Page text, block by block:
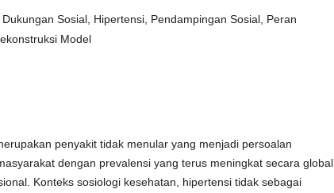
Dukungan Sosial, Hipertensi, Pendampingan Sosial, Peran
Model
penyakit tidak menular yang menjadi persoalan
dengan prevalensi yang terus meningkat secara global
Konteks sosiologi kesehatan, hipertensi tidak sebagai